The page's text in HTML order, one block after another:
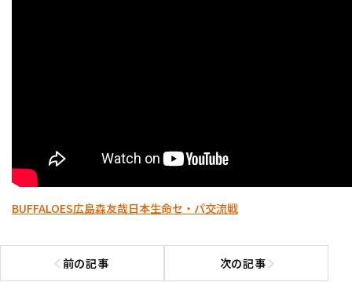
BUFFALOES広島森友哉日本生命セ・パ交流戦
前の記事
前の記事へ 次の記事次の記事へ